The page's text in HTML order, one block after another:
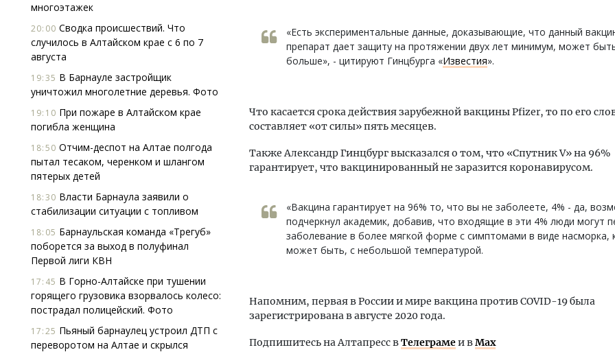
многоэтажек
20:00 Сводка происшествий. Что
случилось в Алтайском крае с 6 по 7
августа
19:35 В Барнауле застройщик
уничтожил многолетние деревья. Фото
19:10 При пожаре в Алтайском крае
погибла женщина
18:50 Отчим-деспот на Алтае полгода
пытал тесаком, черенком и шлангом
пятерых детей
18:30 Власти Барнаула заявили о
стабилизации ситуации с топливом
18:05 Барнаульская команда «Трегуб»
поборется за выход в полуфинал
Первой лиги КВН
17:45 В Горно-Алтайске при тушении
горящего грузовика взорвалось колесо:
пострадал полицейский. Фото
17:25 Пьяный барнаулец устроил ДТП с
переворотом на Алтае и скрылся
«Есть экспериментальные данные, доказывающие, что данный
препарат дает защиту на протяжении двух лет минимум, может
больше», - цитируют Гинцбурга «Известия».
Что касается срока действия зарубежной вакцины Pfizer, то по его
составляет «от силы» пять месяцев.
Также Александр Гинцбург высказался о том, что «Спутник V» на 96%
гарантирует, что вакцинированный не заразится коронавирусом.
«Вакцина гарантирует на 96% то, что вы не заболеете, 4% - да,
подчеркнул академик, добавив, что входящие в эти 4% люди могут
заболевание в более мягкой форме с симптомами в виде насморка,
может быть, с небольшой температурой.
Напомним, первая в России и мире вакцина против COVID-19 была
зарегистрирована в августе 2020 года.
Подпишитесь на Алтапресс вТелеграмеи вMax